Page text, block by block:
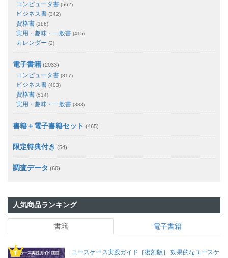
コンピュータ書 (562)
ビジネス書 (342)
資格書 (186)
実用・趣味・一般書 (415)
カレンダー (2)
電子書籍 (2033)
コンピュータ書 (817)
ビジネス書 (403)
資格書 (514)
実用・趣味・一般書 (383)
書籍＋電子書籍セット (465)
限定特典付き (54)
調査データ (60)
人気商品ランキング
書籍 電子書籍
ユースケース実践ガイド［復刻版］ 効果的なユースケ